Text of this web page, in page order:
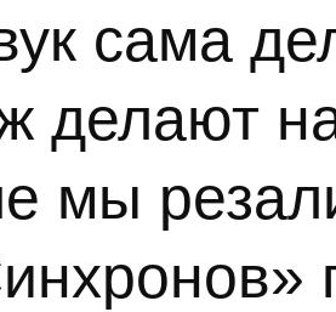
сама
делают
мы